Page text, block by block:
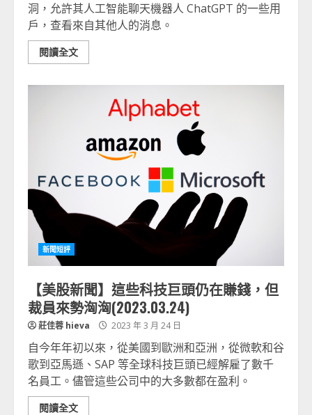
洞，允許其人工智能聊天機器人 ChatGPT 的一些用
戶，查看來自其他人的消息。
閱讀全文
新聞短評
【美股新聞】這些科技巨頭仍在賺錢，但
裁員來勢洶洶(2023.03.24)
莊佳蓉 hieva 2023 年 3 月 24 日
自今年年初以來，從美國到歐洲和亞洲，從微軟和谷
歌到亞馬遜、SAP 等全球科技巨頭已經解雇了數千
名員工。儘管這些公司中的大多數都在盈利。
閱讀全文